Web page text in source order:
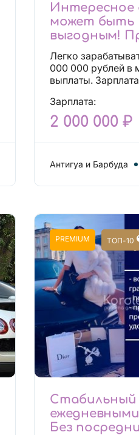
Интересное
может быть
выгодным!
не
Легко
000 000 рублей в месяц.
Зарплата:
2 000 000 ₽
Антигуа и Барбуда
PREMIUM ТОП-10
Стабильный
Без